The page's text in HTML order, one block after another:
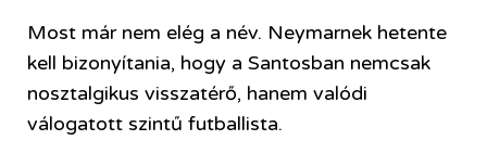
Most már nem elég a név. Neymarnek hetente
kell bizonyítania, hogy a Santosban nemcsak
nosztalgikus visszatérő, hanem valódi
válogatott szintű futballista.